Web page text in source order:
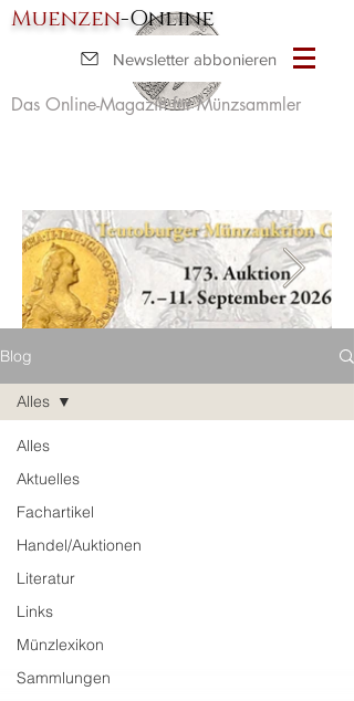
Muenzen-Online
Das Online-Magazin für Münzsammler
Newsletter abbonieren
Blog
Alles
Aktuelles
Fachartikel
Handel/Auktionen
Literatur
Links
Münzlexikon
Sammlungen
Alles